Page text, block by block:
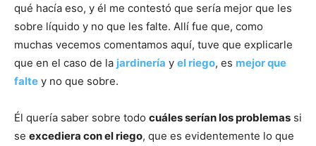
qué hacía eso, y él me contestó que sería mejor que les
sobre líquido y no que les falte. Allí fue que, como
muchas vecemos comentamos aquí, tuve que explicarle
que en el caso de la jardinería y el riego, es mejor que
falte y no que sobre.
Él quería saber sobre todo cuáles serían los problemas si
se excediera con el riego, que es evidentemente lo que